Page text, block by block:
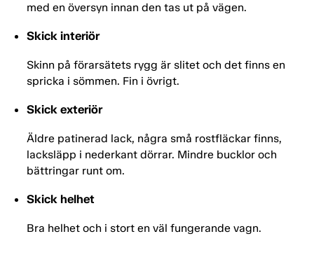
med en översyn innan den tas ut på vägen.
Skick interiör
Skinn på förarsätets rygg är slitet och det finns en
spricka i sömmen. Fin i övrigt.
Skick exteriör
Äldre patinerad lack, några små rostfläckar finns,
lacksläpp i nederkant dörrar. Mindre bucklor och
bättringar runt om.
Skick helhet
Bra helhet och i stort en väl fungerande vagn.